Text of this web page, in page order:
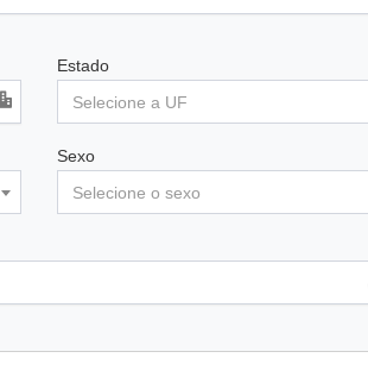
Estado
Selecione a UF
Sexo
Selecione o sexo